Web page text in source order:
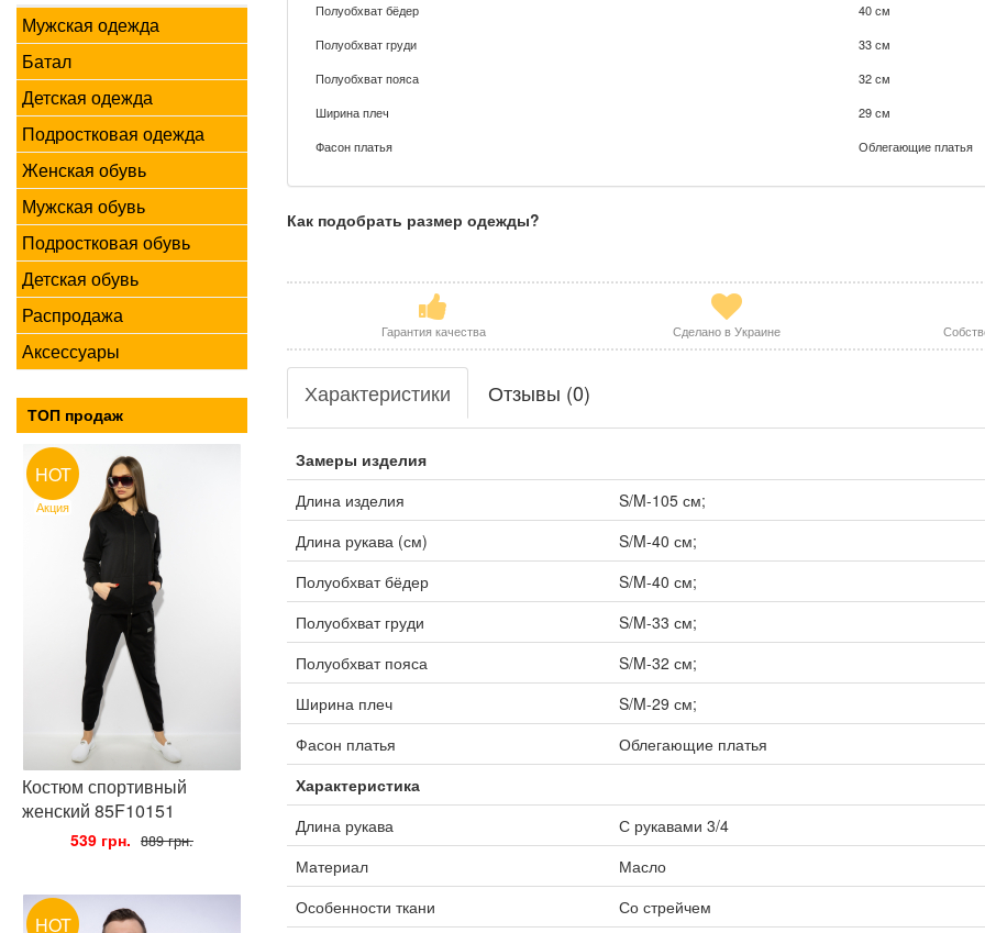
Мужская одежда
Батал
Детская одежда
Подростковая одежда
Женская обувь
Мужская обувь
Подростковая обувь
Детская обувь
Распродажа
Аксессуары
ТОП продаж
HOT
Акция
Костюм спортивный
женский 85F10151
539 грн. 889 грн.
HOT
Полуобхват бёдер
40 см
Полуобхват груди
33 см
Полуобхват пояса
32 см
Ширина плеч
29 см
Фасон платья
Облегающие платья
Как подобрать размер одежды?
Гарантия качества Сделано в Украине
Характеристики Отзывы (0)
Замеры изделия
Длина изделия
S/M-105 см;
Длина рукава (см)
S/M-40 см;
Полуобхват бёдер
S/M-40 см;
Полуобхват груди
S/M-33 см;
Полуобхват пояса
S/M-32 см;
Ширина плеч
S/M-29 см;
Фасон платья
Облегающие платья
Характеристика
Длина рукава
С рукавами 3/4
Материал
Масло
Особенности ткани
Со стрейчем